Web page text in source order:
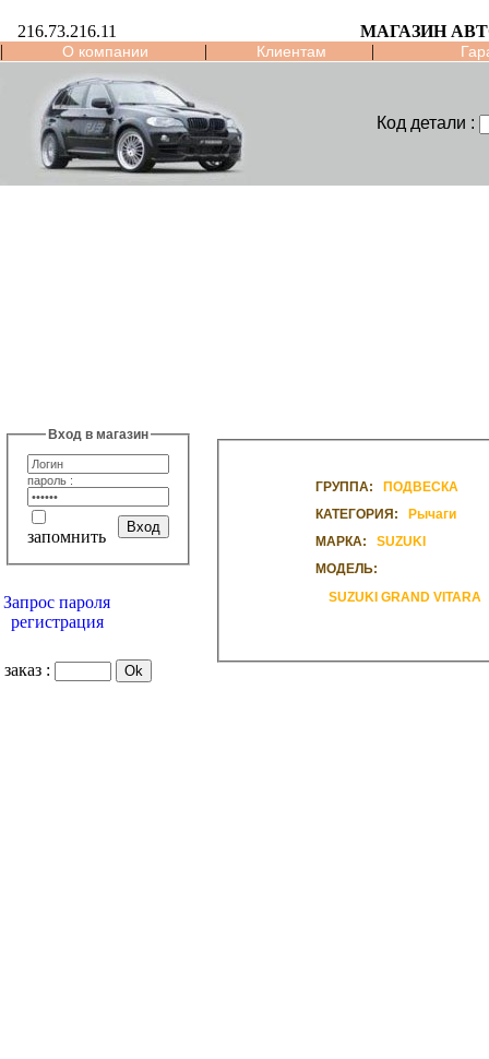
216.73.216.11
МАГАЗИН
|
О компании | Клиентам |
Код детали :
Вход в магазин
пароль :
запомнить
Запрос пароля
регистрация
заказ :
ГРУППА:
ПОДВЕСКА
КАТЕГОРИЯ:
Рычаги
МАРКА:
SUZUKI
МОДЕЛЬ:
SUZUKI GRAND VITARA